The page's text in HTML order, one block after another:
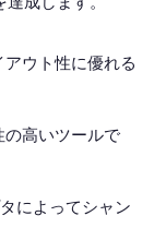
ウト性に優れる
高いツールで
によってシャン